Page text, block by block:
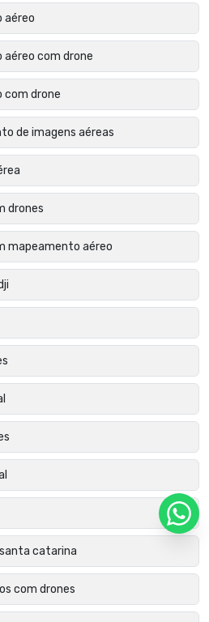
aéreo
aéreo com drone
com drone
de imagens aéreas
drones
mapeamento aéreo
catarina
com drones